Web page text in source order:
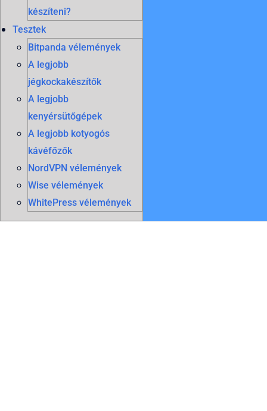
készíteni?
Tesztek
Bitpanda vélemények
A legjobb
jégkockakészítők
A legjobb
kenyérsütőgépek
A legjobb kotyogós
kávéfőzők
NordVPN vélemények
Wise vélemények
WhitePress vélemények